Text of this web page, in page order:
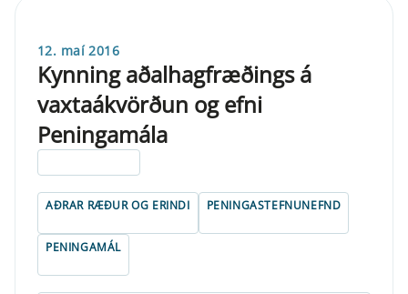
12. maí 2016
Kynning aðalhagfræðings á
vaxtaákvörðun og efni
Peningamála
AÐRAR RÆÐUR OG ERINDI PENINGASTEFNUNEFND
PENINGAMÁL